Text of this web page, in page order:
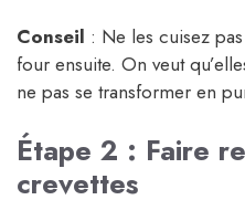
Conseil : Ne les cuisez
four ensuite. On veut
ne pas se transformer en
Étape 2 : Faire
crevettes